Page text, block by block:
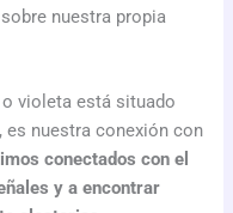
nuestra propia
violeta está situado
es nuestra conexión con
conectados con el
y a encontrar